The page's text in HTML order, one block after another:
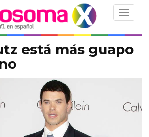
Toggle
está más guapo